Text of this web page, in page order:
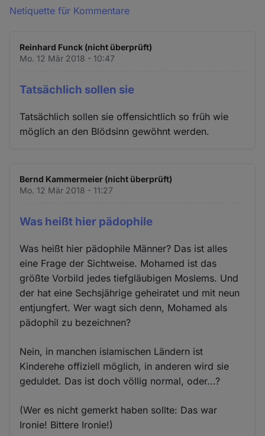
Netiquette für Kommentare
Reinhard Funck (nicht überprüft)
Mo. 12 Mär 2018 - 10:47
Tatsächlich sollen sie
Tatsächlich sollen sie offensichtlich so früh wie
möglich an den Blödsinn gewöhnt werden.
Bernd Kammermeier (nicht überprüft)
Mo. 12 Mär 2018 - 11:27
Was heißt hier pädophile
Was heißt hier pädophile Männer? Das ist alles
eine Frage der Sichtweise. Mohamed ist das
größte Vorbild jedes tiefgläubigen Moslems. Und
der hat eine Sechsjährige geheiratet und mit neun
entjungfert. Wer wagt sich denn, Mohamed als
pädophil zu bezeichnen?
Nein, in manchen islamischen Ländern ist
Kinderehe offiziell möglich, in anderen wird sie
geduldet. Das ist doch völlig normal, oder...?
(Wer es nicht gemerkt haben sollte: Das war
Ironie! Bittere Ironie!)